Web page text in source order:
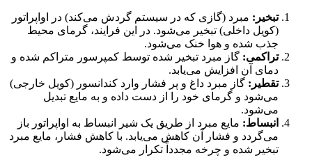
تبخیر: مبرد (گازی که در سیستم گردش می‌کند) در اواپراتور
(کویل داخلی) تبخیر می‌شود. در این فرایند، گرمای محیط
جذب شده و هوا خنک می‌شود.
تراکمی: گاز مبرد تبخیر شده توسط کمپرسور متراکم شده و
دمای آن افزایش می‌یابد.
تقطیر: گاز مبرد داغ و پر فشار وارد کندانسور (کویل خارجی)
می‌شود و گرمای خود را از دست داده و به مایع تبدیل
می‌شود.
انبساط: مایع مبرد از طریق یک شیر انبساط به اواپراتور باز
می‌گردد و فشار آن کاهش می‌یابد. با کاهش فشار، مایع مبرد
تبخیر شده و چرخه مجدداً تکرار می‌شود.